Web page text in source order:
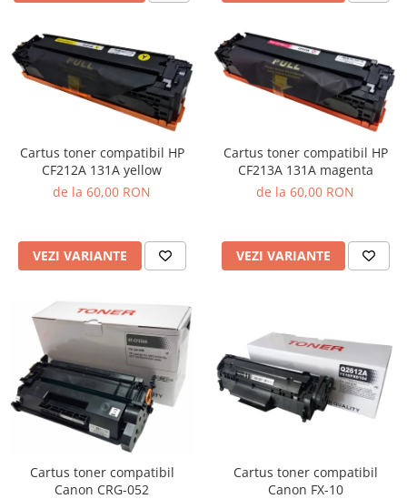
Cartus toner compatibil HP
CF212A 131A yellow
de la 60,00 RON
VEZI VARIANTE
Cartus toner compatibil HP
CF213A 131A magenta
de la 60,00 RON
VEZI VARIANTE
Cartus toner compatibil
Canon CRG-052
Cartus toner compatibil
Canon FX-10